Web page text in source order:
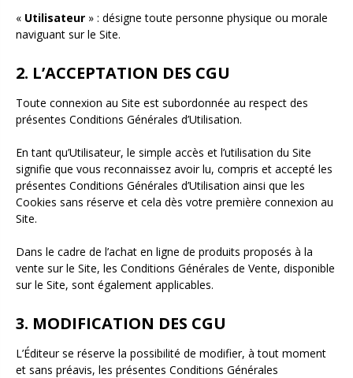
« Utilisateur » : désigne toute personne physique ou morale
naviguant sur le Site.
2. L’ACCEPTATION DES CGU
Toute connexion au Site est subordonnée au respect des
présentes Conditions Générales d’Utilisation.
En tant qu’Utilisateur, le simple accès et l’utilisation du Site
signifie que vous reconnaissez avoir lu, compris et accepté les
présentes Conditions Générales d’Utilisation ainsi que les
Cookies sans réserve et cela dès votre première connexion au
Site.
Dans le cadre de l’achat en ligne de produits proposés à la
vente sur le Site, les Conditions Générales de Vente, disponible
sur le Site, sont également applicables.
3. MODIFICATION DES CGU
L’Éditeur se réserve la possibilité de modifier, à tout moment
et sans préavis, les présentes Conditions Générales